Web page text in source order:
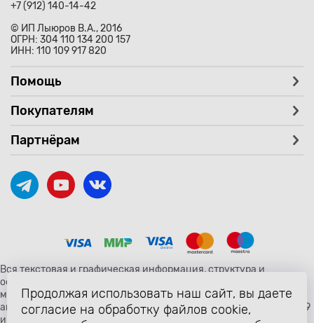
+7 (912) 140-14-42
© ИП Лыюров В.А., 2016
ОГРН: 304 110 134 200 157
ИНН: 110 109 917 820
Помощь
Покупателям
Партнёрам
Вся текстовая и графическая информация, структура и
оформление страницы avtozaryad.ru защищены российскими и
международными законами и соглашениями об охране
авторских прав и интеллектуальной собственности (статьи 1259
и 1260 главы 70 «Авторское право» Гражданского Кодекса
Продолжая использовать наш сайт, вы даете
согласие на обработку файлов cookie,